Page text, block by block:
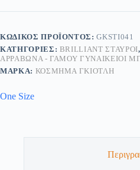
ΚΩΔΙΚΌΣ ΠΡΟΪΌΝΤΟΣ:GKSTI041
ΚΑΤΗΓΟΡΊΕΣ: BRILLIANT ΣΤΑΥΡΟΊ
ΑΡΡΑΒΏΝΑ - ΓΆΜΟΥ ΓΥΝΑΙΚΕΊΟΙ
ΜΆΡΚΑ: ΚΟΣΜΗΜΑ ΓΚΙΟΤΛΗ
One Size